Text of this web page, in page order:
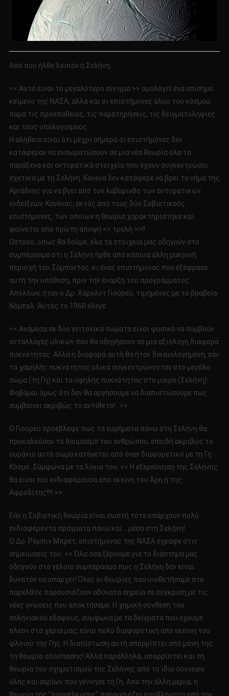
Από που ήλθε λοιπόν η Σελήνη;
<< Αυτό είναι το μεγαλύτερο αίνιγμα >> ομολογεί ένα επίσημο
κείμενο της ΝΑΣΑ, αλλά και οι επιστήμονες όλου του κόσμου,
παρά τις προσπάθειες, τις παρατηρήσεις, τις δειγματοληψίες
και τους υπολογισμούς.
Η αλήθεια είναι ότι μέχρι σήμερα οι επιστήμονες δεν
κατάφεραν να ενσωματώσουν σε μια νέα θεωρία όλα τα
παράξενα και αντιφατικά στοιχεία που έχουν συγκεντρώσει
σχετικά με τη Σελήνη. Κανένα δεν κατάφερε να βρει το νήμα της
Αριάδνης για να βγει από τον λαβύρινθο των αντιφατικών
ενδείξεων. Κανένας, εκτός από τους δύο Σοβιετικούς
επιστήμονες, των οποίων η θεωρία χαρακτηρίστηκε και
φαίνεται από πρώτη άποψη << τρελή >>!!
Ωστόσο, όπως θα δούμε, όλα τα στοιχεία μας οδηγούν στο
συμπέρασμα ότι η Σελήνη ήρθε από κάποια άλλη μακρινή
περιοχή του Σύμπαντος, κι ένας επιστήμονας που εξέφρασε
αυτή την υπόθεση, πριν την έναρξη του προγράμματος
Απόλλων, ήταν ο Δρ. Χάρολντ Γιούρεϋ, τιμημένος με το βραβείο
Νόμπελ. Αυτός το 1960 έλεγε:
<< Ανάμεσα σε δύο γειτονικά σώματα είναι φυσικό να συμβούν
ανταλλαγές υλικών που θα οδηγήσουν σε μια αξιόλογη διαφορά
πυκνότητας. Αλλά η διαφορά αυτή θα ήταν δικαιολογημένη, εάν
τα χαμηλής πυκνότητας υλικά συγκεντρώνονταν στο μεγάλο
σώμα (τη Γη) και τα υψηλής πυκνότητας στο μικρό (Σελήνη).
Φοβάμαι όμως ότι δεν θα αργήσουμε να διαπιστώσουμε πως
συμβαίνει ακριβώς το αντίθετο!…>>.
Ο Γιούρεϋ προέβλεψε πως τα ευρήματα πάνω στη Σελήνη θα
προκαλούσαν το θαυμασμό του ανθρώπου, επειδή ακριβώς το
ουράνιο αυτό σώμα κατάγεται από έναν διαφορετικό με τη Γη
Κόσμο. Σύμφωνα με τα λόγια του: << Η εξερεύνηση της Σελήνης
θα είναι πιο ενδιαφέρουσα από εκείνη του Άρη ή της
Αφροδίτης!!!! >>.
Εάν η Σοβιετική θεωρία είναι σωστή τότε υπάρχουν πολύ
ενδιαφέροντα πράγματα πάνω και …μέσα στη Σελήνη!
Ο Δρ. Ρόμπιν Μπρέτ, επιστήμονας της ΝΑΣΑ έγραφε στις
σημειώσεις του: << Όλα όσα ξέρουμε για το διάστημα μας
οδηγούν στο γελοίο συμπέρασμα πως η Σελήνη δεν είναι
δυνατόν να υπάρχει! Όλες οι θεωρίες που υιοθετήσαμε στο
παρελθόν, παρουσιάζουν αδύνατα σημεία σε σύγκριση με τις
νέες γνώσεις που αποκτήσαμε. Η χημική σύνθεση του
σεληνιακού εδάφους, σύμφωνα με τα δείγματα που έχουμε
πλέον στα χέρια μας, είναι πολύ διαφορετική από εκείνη του
φλοιού της Γης. Η διαπίστωση αυτή απορρίπτει από μόνη της
τη θεωρία απόσπασης! Αλλά παράλληλα, απορρίπτει και τη
θεωρία του σχηματισμού της Σελήνης από το ίδιο σύννεφο
ύλης και αερίων που γέννησε τη Γη. Από την άλλη μεριά, η